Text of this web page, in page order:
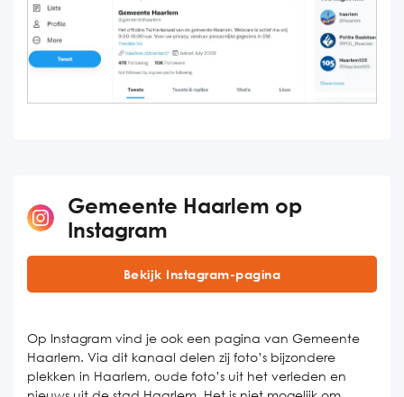
Gemeente Haarlem op
Instagram
Bekijk Instagram-pagina
Op Instagram vind je ook een pagina van Gemeente
Haarlem. Via dit kanaal delen zij foto’s bijzondere
plekken in Haarlem, oude foto’s uit het verleden en